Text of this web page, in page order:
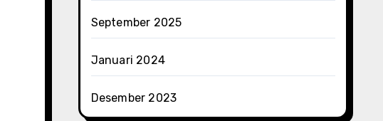
September 2025
Januari 2024
Desember 2023